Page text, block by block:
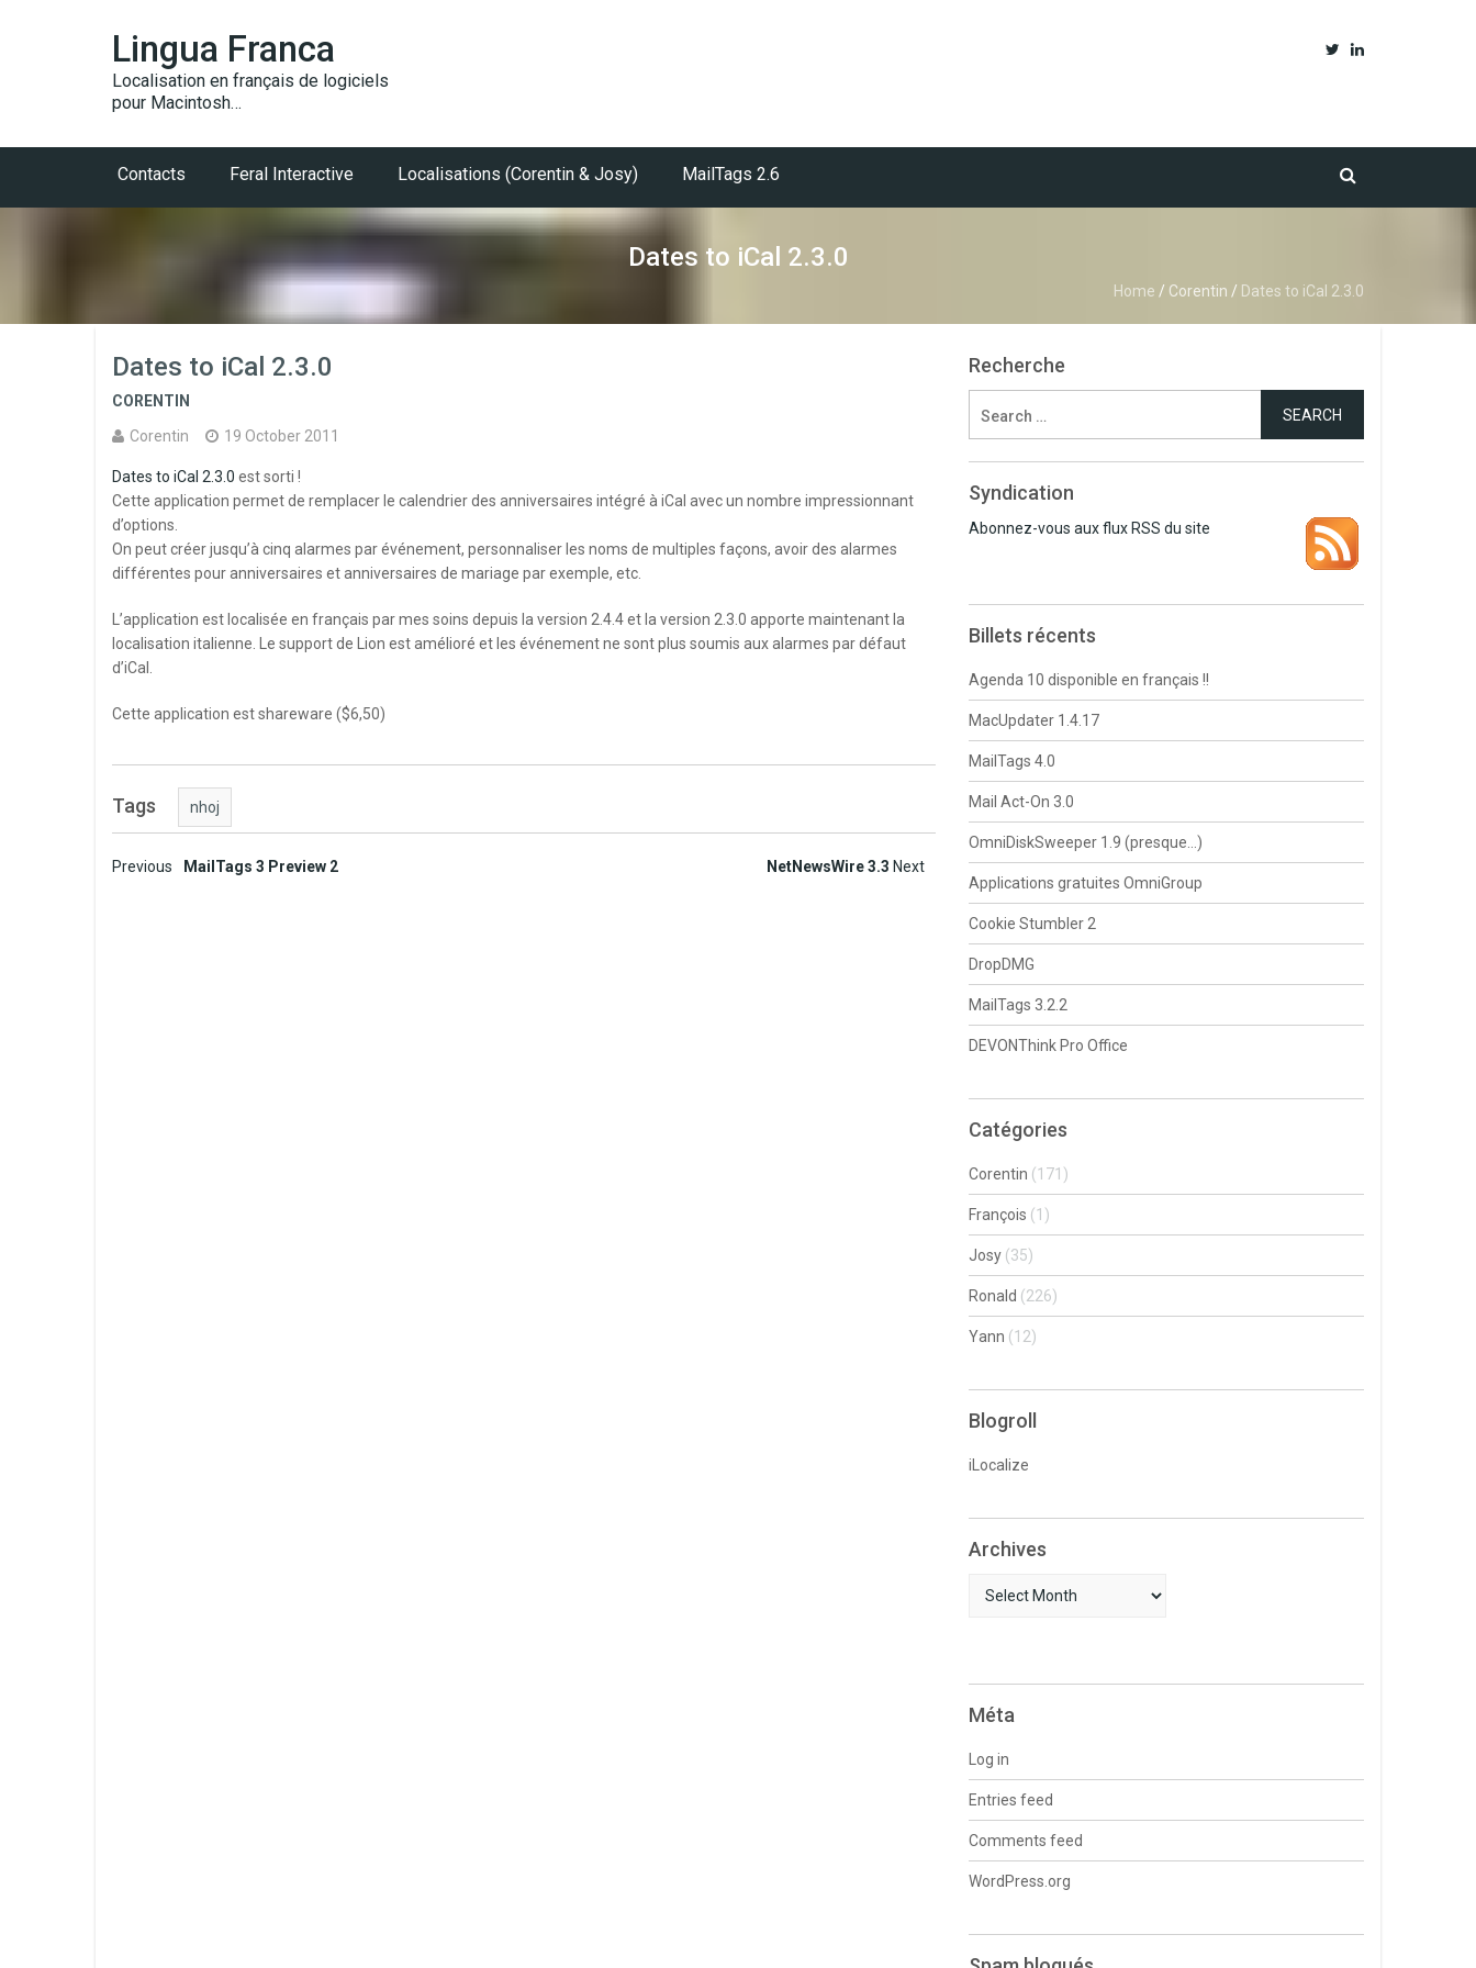
Lingua Franca
Localisation en français de logiciels
pour Macintosh…
Contacts Feral Interactive Localisations (Corentin & Josy) MailTags 2.6
Dates to iCal 2.3.0
Home / Corentin / Dates to iCal 2.3.0
Dates to iCal 2.3.0
CORENTIN
Corentin
19 October 2011
Dates to iCal 2.3.0 est sorti !
Cette application permet de remplacer le calendrier des anniversaires intégré à iCal avec un nombre impressionnant
d’options.
On peut créer jusqu’à cinq alarmes par événement, personnaliser les noms de multiples façons, avoir des alarmes
différentes pour anniversaires et anniversaires de mariage par exemple, etc.
L’application est localisée en français par mes soins depuis la version 2.4.4 et la version 2.3.0 apporte maintenant la
localisation italienne. Le support de Lion est amélioré et les événement ne sont plus soumis aux alarmes par défaut
d’iCal.
Cette application est shareware ($6,50)
Tags nhoj
Post
Previous MailTags 3 Preview 2 NetNewsWire 3.3 Next
Recherche
for:
Syndication
Abonnez-vous aux flux RSS du site
Billets récents
Agenda 10 disponible en français !!
MacUpdater 1.4.17
MailTags 4.0
Mail Act-On 3.0
OmniDiskSweeper 1.9 (presque…)
Applications gratuites OmniGroup
Cookie Stumbler 2
DropDMG
MailTags 3.2.2
DEVONThink Pro Office
Catégories
Corentin (171)
François (1)
Josy (35)
Ronald (226)
Yann (12)
Blogroll
iLocalize
Archives
Méta
Log in
Entries feed
Comments feed
WordPress.org